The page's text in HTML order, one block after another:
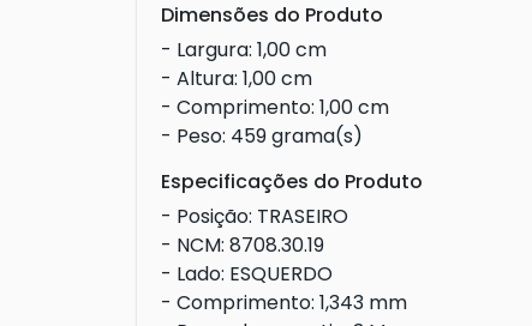
Dimensões do Produto
- Largura: 1,00 cm
- Altura: 1,00 cm
- Comprimento: 1,00 cm
- Peso: 459 grama(s)
Especificações do Produto
- Posição: TRASEIRO
- NCM: 8708.30.19
- Lado: ESQUERDO
- Comprimento: 1,343 mm